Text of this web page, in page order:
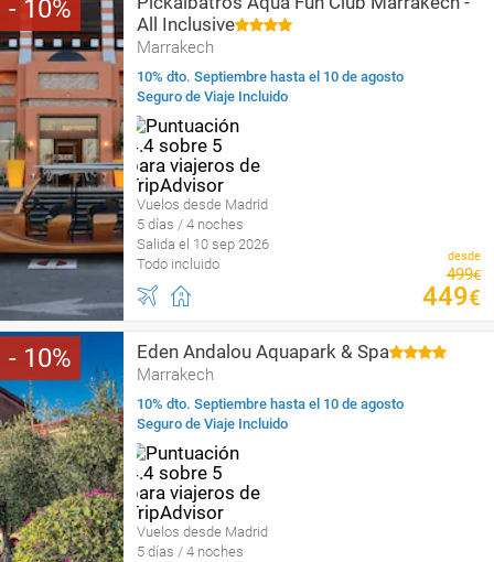
10
All Inclusive
Marrakech
10% dto. Septiembre hasta el 10 de agosto
Seguro de Viaje Incluido
Vuelos desde Madrid
5 días / 4 noches
Salida el 10 sep 2026
Todo incluido
desde
499€
449€
10 Eden Andalou Aquapark & Spa
Marrakech
10% dto. Septiembre hasta el 10 de agosto
Seguro de Viaje Incluido
Vuelos desde Madrid
5 días / 4 noches